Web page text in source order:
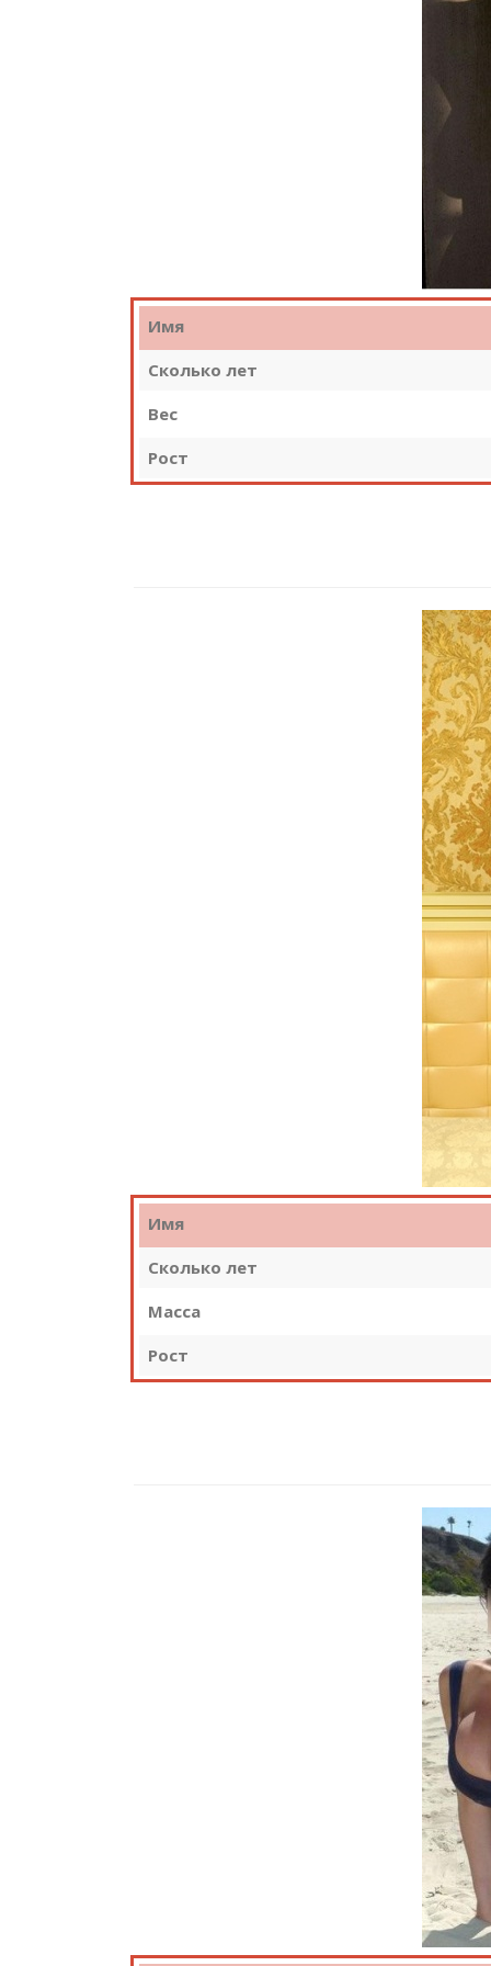
Имя
Сколько лет
Вес
Рост
Имя
Сколько лет
Масса
Рост